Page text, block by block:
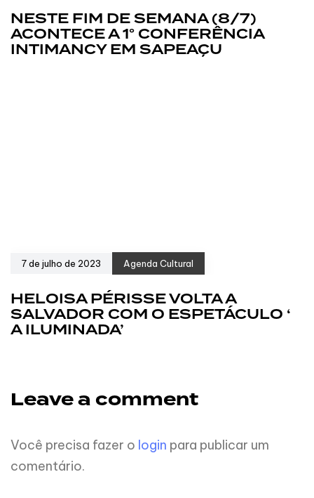
NESTE FIM DE SEMANA (8/7)
ACONTECE A 1° CONFERÊNCIA
INTIMANCY EM SAPEAÇU
7 de julho de 2023 Agenda Cultural
HELOISA PÉRISSE VOLTA A
SALVADOR COM O ESPETÁCULO ‘
A ILUMINADA’
Leave a comment
Você precisa fazer o login para publicar um
comentário.